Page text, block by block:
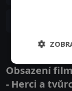
Obsazení
- Herci a